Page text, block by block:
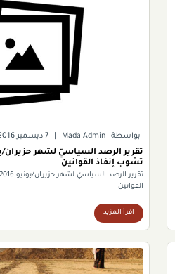
بواسطة Mada Admin 7 ديسمبر 2016
تشوب إنفاذ القوانين
القوانين
اقرأ المزيد